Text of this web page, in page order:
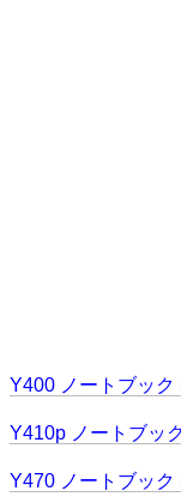
Y400 ノートブッ
Y410p ノートブッ
Y470 ノートブッ